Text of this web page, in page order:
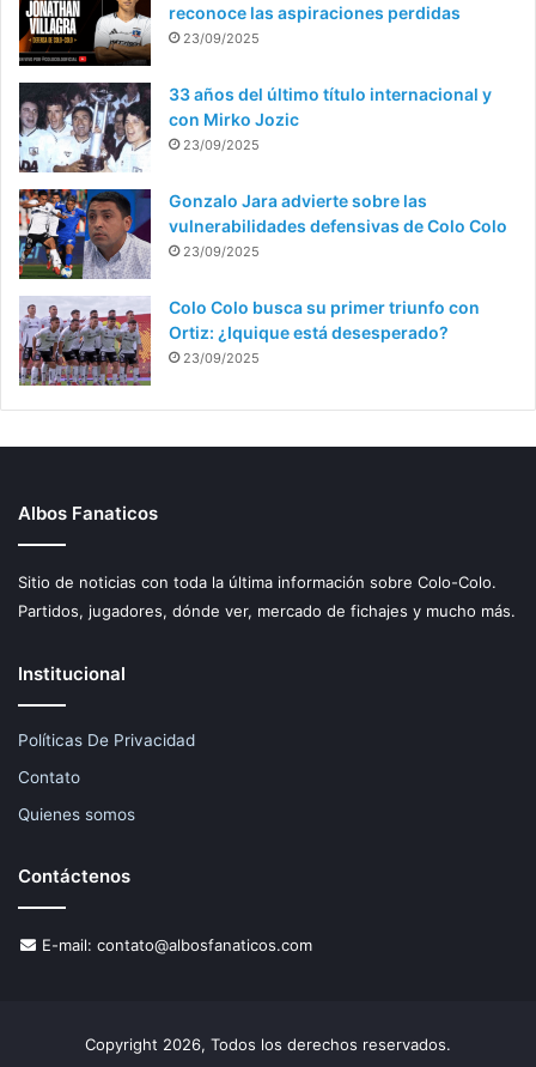
reconoce las aspiraciones perdidas
23/09/2025
33 años del último título internacional y
con Mirko Jozic
23/09/2025
Gonzalo Jara advierte sobre las
vulnerabilidades defensivas de Colo Colo
23/09/2025
Colo Colo busca su primer triunfo con
Ortiz: ¿Iquique está desesperado?
23/09/2025
Albos Fanaticos
Sitio de noticias con toda la última información sobre Colo-Colo.
Partidos, jugadores, dónde ver, mercado de fichajes y mucho más.
Institucional
Políticas De Privacidad
Contato
Quienes somos
Contáctenos
E-mail: contato@albosfanaticos.com
Copyright 2026, Todos los derechos reservados.